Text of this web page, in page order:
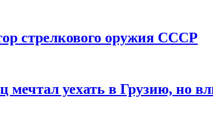
стрелкового оружия СССР
мечтал уехать в Грузию, но